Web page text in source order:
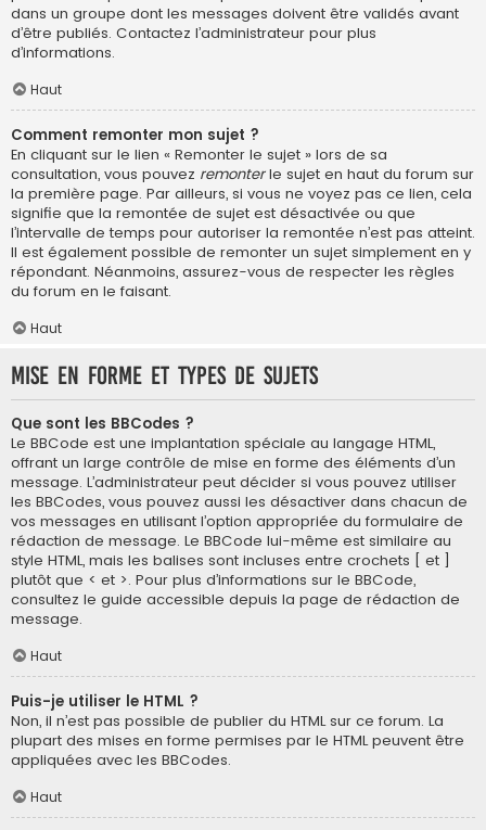
dans un groupe dont les messages doivent être validés avant
d’être publiés. Contactez l’administrateur pour plus
d’informations.
Haut
Comment remonter mon sujet ?
En cliquant sur le lien « Remonter le sujet » lors de sa
consultation, vous pouvez remonterle sujet en haut du forum sur
la première page. Par ailleurs, si vous ne voyez pas ce lien, cela
signifie que la remontée de sujet est désactivée ou que
l’intervalle de temps pour autoriser la remontée n’est pas atteint.
Il est également possible de remonter un sujet simplement en y
répondant. Néanmoins, assurez-vous de respecter les règles
du forum en le faisant.
Haut
Mise en forme et types de sujets
Que sont les BBCodes ?
Le BBCode est une implantation spéciale au langage HTML,
offrant un large contrôle de mise en forme des éléments d’un
message. L’administrateur peut décider si vous pouvez utiliser
les BBCodes, vous pouvez aussi les désactiver dans chacun de
vos messages en utilisant l’option appropriée du formulaire de
rédaction de message. Le BBCode lui-même est similaire au
style HTML, mais les balises sont incluses entre crochets [ et ]
plutôt que < et >. Pour plus d’informations sur le BBCode,
consultez le guide accessible depuis la page de rédaction de
message.
Haut
Puis-je utiliser le HTML ?
Non, il n’est pas possible de publier du HTML sur ce forum. La
plupart des mises en forme permises par le HTML peuvent être
appliquées avec les BBCodes.
Haut